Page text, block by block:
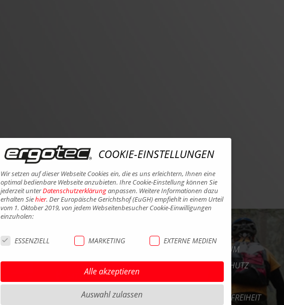
HIGHLIGHTS MTB
HIGHLIGHTS SATTEL UND
SATTELSTÜTZEN
HIGHLIGHTS PEDALE
IMPRESSUM
DATENSCHUTZ
AGB
BARRIEREFREIHEIT
COOKIE-EINSTELLUNGEN
Wir setzen auf dieser Webseite Cookies ein, die es uns erleichtern, Ihnen eine
optimal bedienbare Webseite anzubieten. Ihre Cookie-Einstellung können Sie
jederzeit unterDatenschutzerklärunganpassen. Weitere Informationen dazu
erhalten Siehier. Der Europäische Gerichtshof (EuGH) empfiehlt in einem Urteil
vom 1. Oktober 2019, von jedem Webseitenbesucher Cookie-Einwilligungen
einzuholen:
ESSENZIELL MARKETING EXTERNE MEDIEN
Alle akzeptieren
Auswahl zulassen